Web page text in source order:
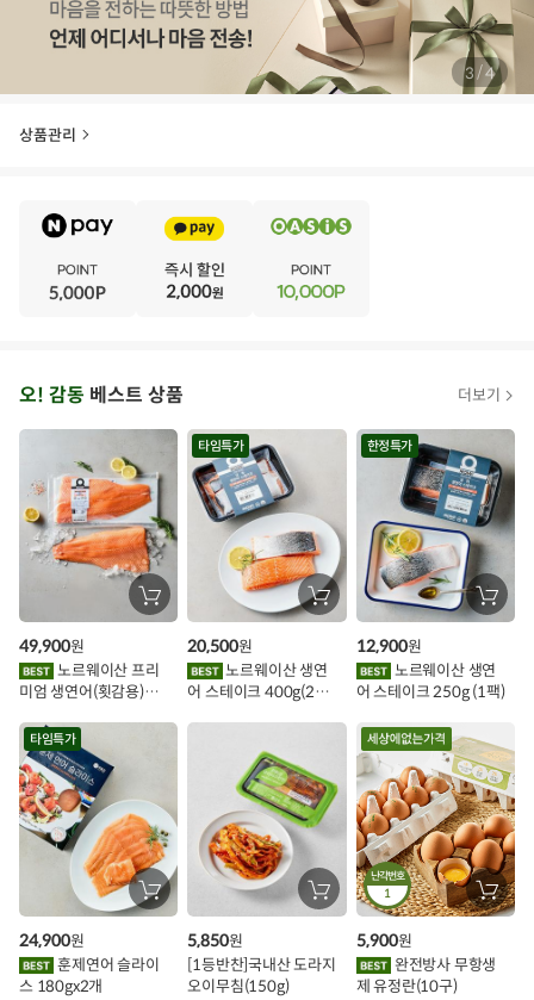
4 /4
상품관리
아
시
추
인
이
트
오! 감동 베스트 상품 더보기
장
바
에
담
기
노르웨이산 프리
미엄 생연어(횟감용)
49,900원
타임특가
장
바
에
담
기
노르웨이산 생연
어 스테이크 400g(2조
20,500원
한정특가
장
바
에
담
기
어 스테이크 250g (1팩)
12,900원
타임특가
장
바
에
담
훈제연어 슬라이
스 180gx2개
24,900원
장
바
에
담
[1등반찬]국내산 도라지
오이무침(150g)
5,850원
난각번호
1 장
바
에
담
제 유정란(10구)
5,900원